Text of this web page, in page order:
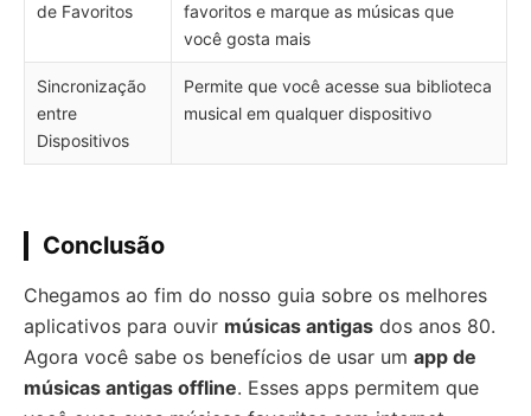
de Favoritos
favoritos e marque as músicas que
você gosta mais
Sincronização
entre
Dispositivos
Permite que você acesse sua biblioteca
musical em qualquer dispositivo
Conclusão
Chegamos ao fim do nosso guia sobre os melhores
aplicativos para ouvir músicas antigas dos anos 80.
Agora você sabe os benefícios de usar um app de
músicas antigas offline. Esses apps permitem que